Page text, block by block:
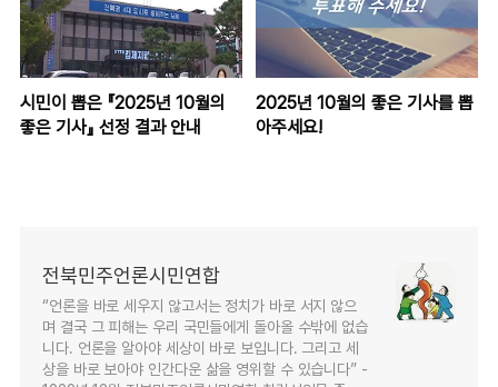
시민이 뽑은 『2025년 10월의
좋은 기사』 선정 결과 안내
2025년 10월의 좋은 기사를 뽑
아주세요!
전북민주언론시민연합
“언론을 바로 세우지 않고서는 정치가 바로 서지 않으
며 결국 그 피해는 우리 국민들에게 돌아올 수밖에 없습
니다. 언론을 알아야 세상이 바로 보입니다. 그리고 세
상을 바로 보아야 인간다운 삶을 영위할 수 있습니다” -